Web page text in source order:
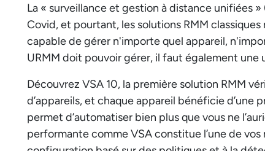
La « surveillance et gestion à distance unifiées
Covid, et pourtant, les solutions RMM
capable de gérer n'importe quel appareil,
URMM doit pouvoir gérer, il faut également
Découvrez VSA 10, la première solution RMM
d’appareils, et chaque appareil bénéficie d’une
permet d’automatiser bien plus que vous ne
performante comme VSA constitue l’une de